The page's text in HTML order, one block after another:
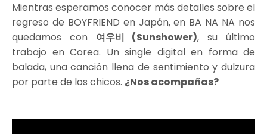
Mientras esperamos conocer más detalles sobre el
regreso de BOYFRIEND en Japón, en BA NA NA nos
quedamos con 여우비 (Sunshower), su último
trabajo en Corea. Un single digital en forma de
balada, una canción llena de sentimiento y dulzura
por parte de los chicos. ¿Nos acompañas?